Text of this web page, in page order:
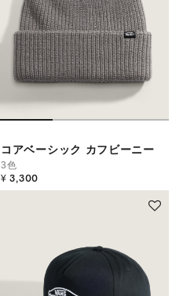
コアベーシック カフビーニー
3色
¥ 3,300